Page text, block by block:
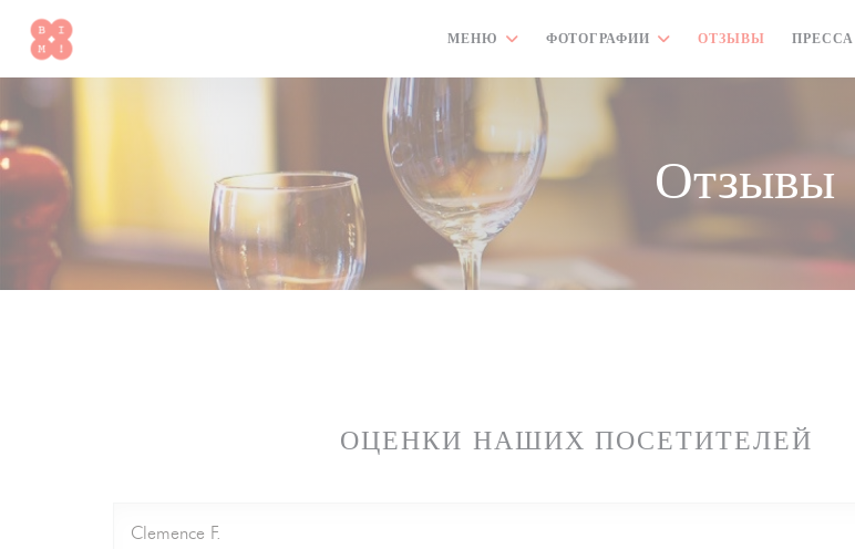
МЕНЮ ФОТОГРАФИИ ОТЗЫВЫ ПРЕССА
Отзывы
ОЦЕНКИ НАШИХ ПОСЕТИТЕЛЕЙ
Clemence F